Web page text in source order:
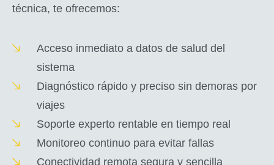
técnica, te ofrecemos:
Acceso inmediato a datos de salud del
sistema
Diagnóstico rápido y preciso sin demoras por
viajes
Soporte experto rentable en tiempo real
Monitoreo continuo para evitar fallas
Conectividad remota segura y sencilla